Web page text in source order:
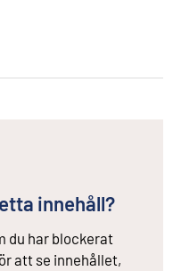
innehåll?
du har blockerat
att se innehållet,